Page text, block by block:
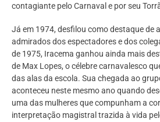
contagiante pelo Carnaval e por seu
Já em 1974, desfilou como destaque de
admirados dos espectadores e dos
de 1975, Iracema ganhou ainda mais
de Max Lopes, o célebre carnavalesco
das alas da escola. Sua chegada ao
aconteceu neste mesmo ano quando
uma das mulheres que compunham a
interpretação magistral trazida à vida